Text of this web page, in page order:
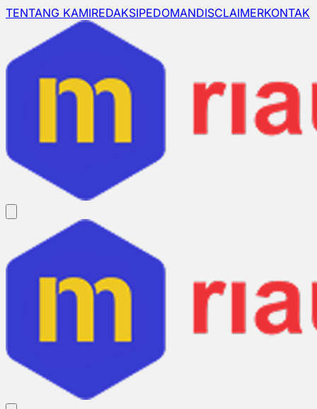
TENTANG KAMIREDAKSIPEDOMANDISCLAIMERKONTAK